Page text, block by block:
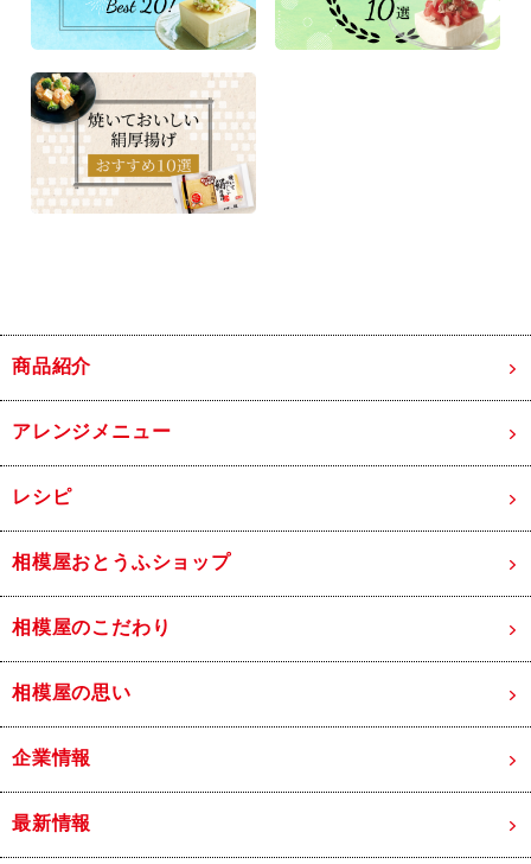
商品紹介
アレンジメニュー
レシピ
相模屋おとうふショップ
相模屋のこだわり
相模屋の思い
企業情報
最新情報